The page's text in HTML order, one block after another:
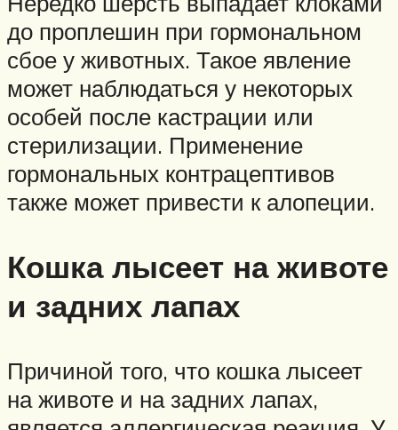
до проплешин при гормональном
сбое у животных. Такое явление
может наблюдаться у некоторых
особей после кастрации или
стерилизации. Применение
гормональных контрацептивов
также может привести к алопеции.
Кошка лысеет на животе
и задних лапах
Причиной того, что кошка лысеет
на животе и на задних лапах,